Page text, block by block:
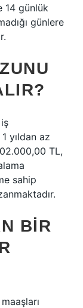
14 günlük
günlere
yıldan az
TL,
sahip
BIR